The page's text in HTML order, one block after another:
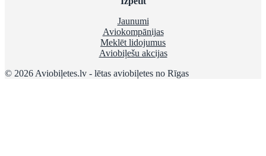
Jaunumi
Aviokompānijas
Meklēt lidojumus
Aviobiļešu akcijas
© 2026 Aviobiļetes.lv - lētas aviobiļetes no Rīgas